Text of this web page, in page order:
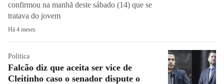
confirmou na manhã deste sábado (14) que se
tratava do jovem
Há 4 meses
Política
Falcão diz que aceita ser vice de
Cleitinho caso o senador dispute o